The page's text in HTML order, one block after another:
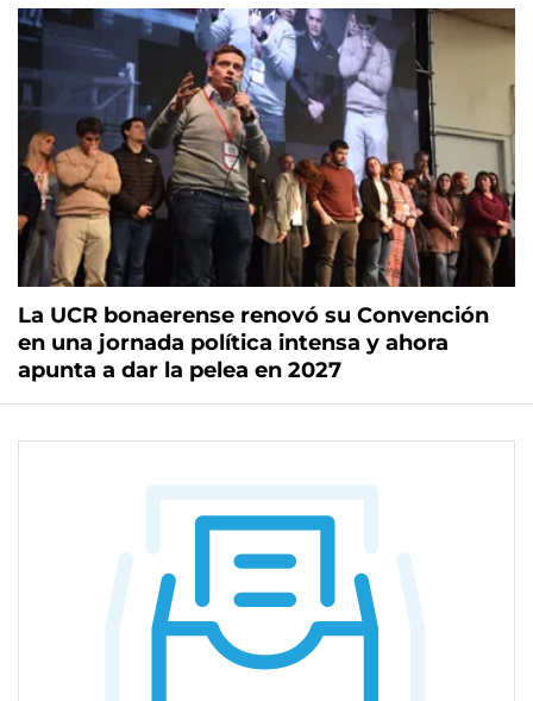
La UCR bonaerense renovó su Convención
en una jornada política intensa y ahora
apunta a dar la pelea en 2027